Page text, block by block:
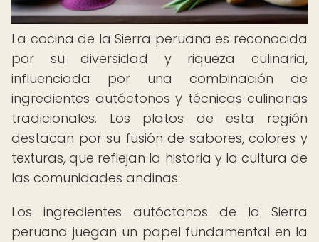
La cocina de la Sierra peruana es reconocida
por su diversidad y riqueza culinaria,
influenciada por una combinación de
ingredientes autóctonos y técnicas culinarias
tradicionales. Los platos de esta región
destacan por su fusión de sabores, colores y
texturas, que reflejan la historia y la cultura de
las comunidades andinas.
Los ingredientes autóctonos de la Sierra
peruana juegan un papel fundamental en la